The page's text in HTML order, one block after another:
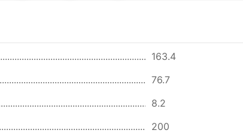
163.4
76.7
8.2
200